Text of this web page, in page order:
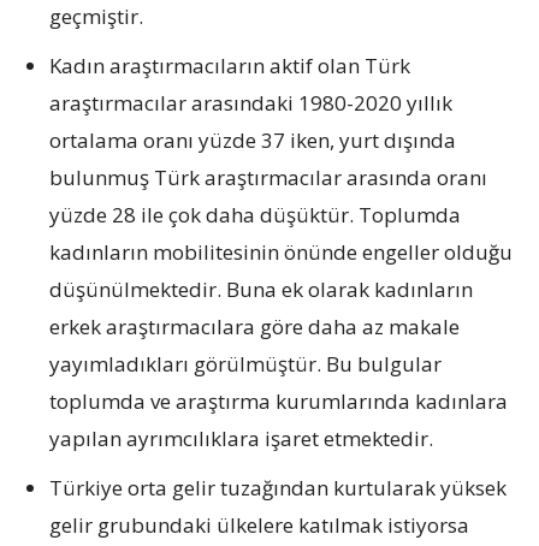
geçmiştir.
Kadın araştırmacıların aktif olan Türk
araştırmacılar arasındaki 1980-2020 yıllık
ortalama oranı yüzde 37 iken, yurt dışında
bulunmuş Türk araştırmacılar arasında oranı
yüzde 28 ile çok daha düşüktür. Toplumda
kadınların mobilitesinin önünde engeller olduğu
düşünülmektedir. Buna ek olarak kadınların
erkek araştırmacılara göre daha az makale
yayımladıkları görülmüştür. Bu bulgular
toplumda ve araştırma kurumlarında kadınlara
yapılan ayrımcılıklara işaret etmektedir.
Türkiye orta gelir tuzağından kurtularak yüksek
gelir grubundaki ülkelere katılmak istiyorsa